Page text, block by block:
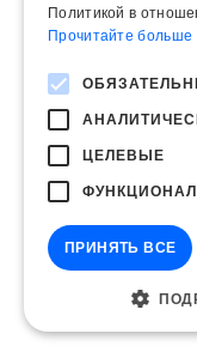
Политикой в
Прочитайте больше
ЦЕЛЕВЫЕ
ПРИНЯТЬ ВСЕ